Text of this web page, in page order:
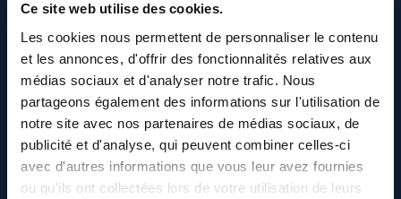
Ce site web utilise des cookies.
Les cookies nous permettent de personnaliser le contenu
et les annonces, d'offrir des fonctionnalités relatives aux
médias sociaux et d'analyser notre trafic. Nous
partageons également des informations sur l'utilisation de
notre site avec nos partenaires de médias sociaux, de
publicité et d'analyse, qui peuvent combiner celles-ci
avec d'autres informations que vous leur avez fournies
ou qu'ils ont collectées lors de votre utilisation de leurs